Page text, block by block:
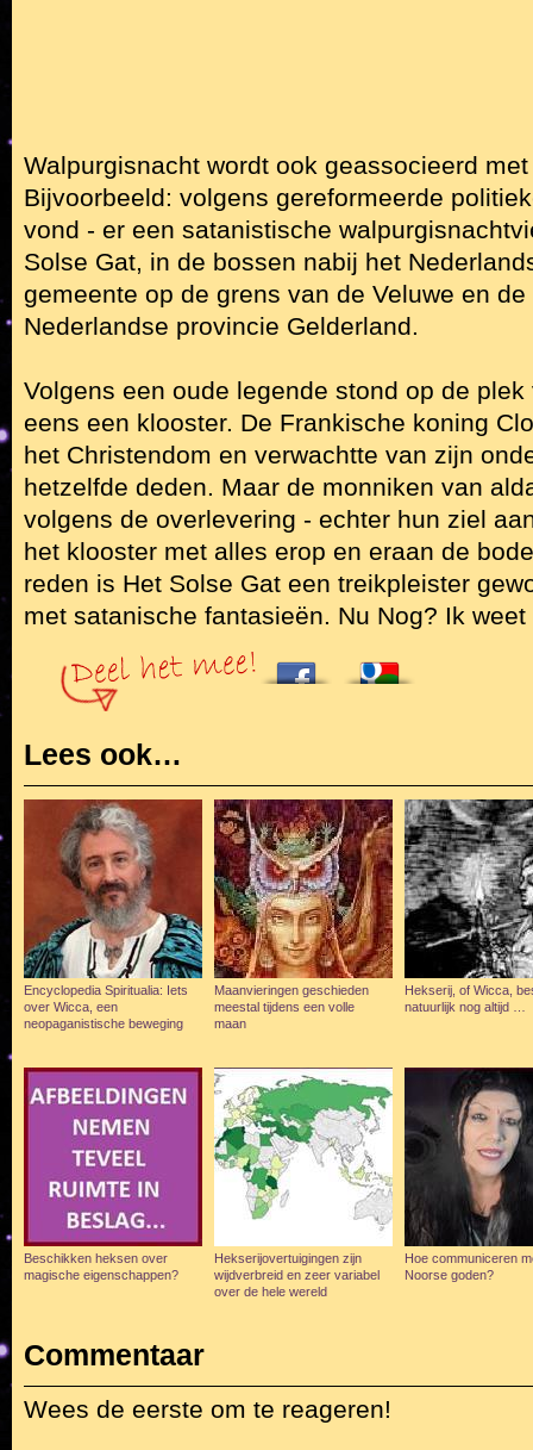
Walpurgisnacht wordt ook geassocieerd
Bijvoorbeeld: volgens gereformeerde
vond - er een satanistische
Solse Gat, in de bossen nabij het
gemeente op de grens van de Veluwe en
Nederlandse provincie Gelderland.
Volgens een oude legende stond op de
eens een klooster. De Frankische koning
het Christendom en verwachtte van zijn
hetzelfde deden. Maar de monniken van
volgens de overlevering - echter hun ziel
het klooster met alles erop en eraan de
reden is Het Solse Gat een treikpleister
met satanische fantasieën. Nu Nog? Ik
Lees ook…
Encyclopedia Spiritualia: Iets
over Wicca, een
neopaganistische beweging
Maanvieringen geschieden
meestal tijdens een volle
maan
Hekserij, of Wicca,
natuurlijk nog altijd …
Beschikken heksen over
magische eigenschappen?
Hekserijovertuigingen zijn
wijdverbreid en zeer variabel
over de hele wereld
Hoe communiceren
Noorse goden?
Commentaar
Wees de eerste om te reageren!